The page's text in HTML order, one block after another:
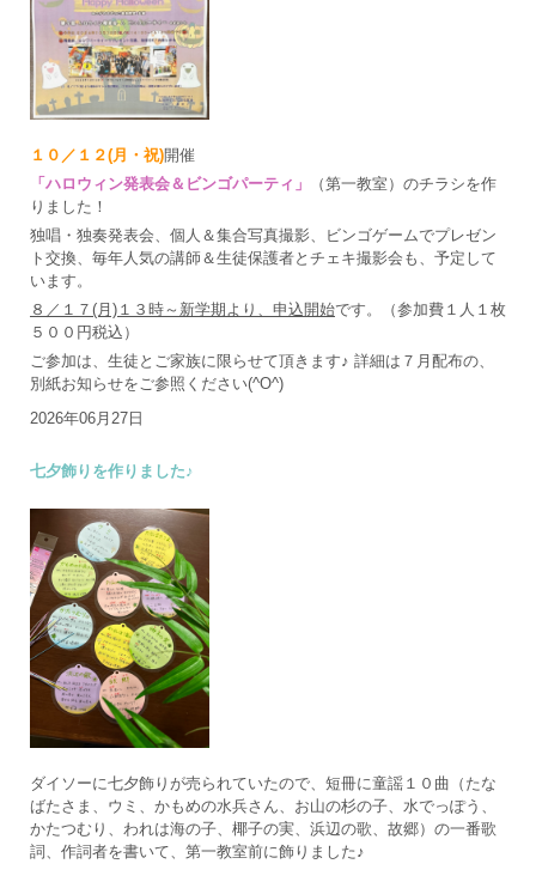
１０／１２(月・祝)開催
「ハロウィン発表会＆ビンゴパーティ」
（第一教室）のチラシを作
りました！
独唱・独奏発表会、個人＆集合写真撮影、ビンゴゲームでプレゼン
ト交換、毎年人気の講師＆生徒保護者とチェキ撮影会も、予定して
います。
８／１７(月)１３時～新学期より、申込開始です。（参加費１人１枚
５００円税込）
ご参加は、生徒とご家族に限らせて頂きます♪ 詳細は７月配布の、
別紙お知らせをご参照ください(^O^)
2026年06月27日
七夕飾りを作りました♪
ダイソーに七夕飾りが売られていたので、短冊に童謡１０曲（たな
ばたさま、ウミ、かもめの水兵さん、お山の杉の子、水でっぽう、
かたつむり、われは海の子、椰子の実、浜辺の歌、故郷）の一番歌
詞、作詞者を書いて、第一教室前に飾りました♪